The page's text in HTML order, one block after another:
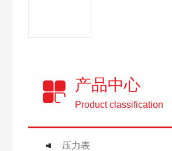
产品中心
Product classification
压力表